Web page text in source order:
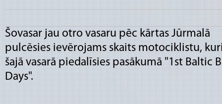
Šovasar jau otro vasaru pēc kārtas Jūrmalā
pulcēsies ievērojams skaits motociklistu,
šajā vasarā piedalīsies pasākumā "1st Baltic
Days".